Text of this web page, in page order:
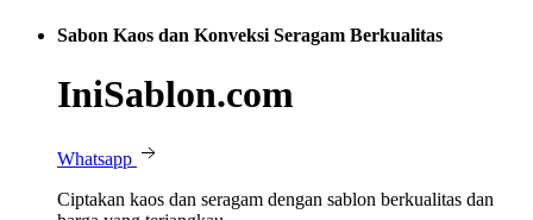
Sabon Kaos dan Konveksi Seragam Berkualitas
IniSablon.com
Whatsapp
Ciptakan kaos dan seragam dengan sablon berkualitas dan